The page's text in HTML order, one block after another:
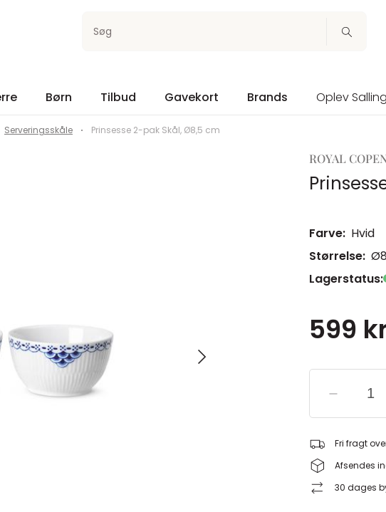
Søg
Børn Tilbud Gavekort Brands Oplev Salling
Serveringsskåle Prinsesse 2-pak Skål, Ø8,5 cm
ROYAL
Farve: Hvid
Størrelse:
Lagerstatus:
599
Fri fragt
Afsendes
30 dages